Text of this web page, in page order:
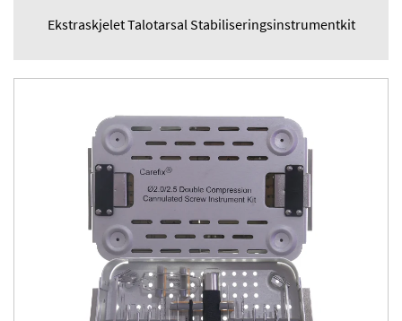
Ekstraskjelet Talotarsal Stabiliseringsinstrumentkit